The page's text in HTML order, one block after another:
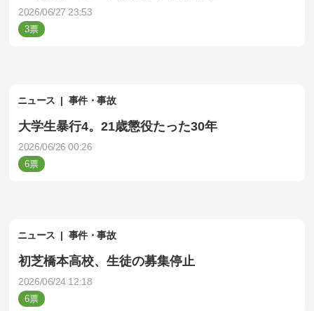
2026/06/27 23:53
3
ニュース 事件・事故
大学生暴行4。21歳懲役たった30年
2026/06/26 00:26
6
ニュース 事件・事故
初芝橋本高校、生徒の募集停止
2026/06/24 12:18
6